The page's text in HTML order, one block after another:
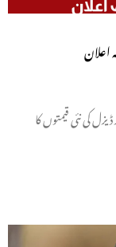
اعلان
کی نئی قیمتوں کا